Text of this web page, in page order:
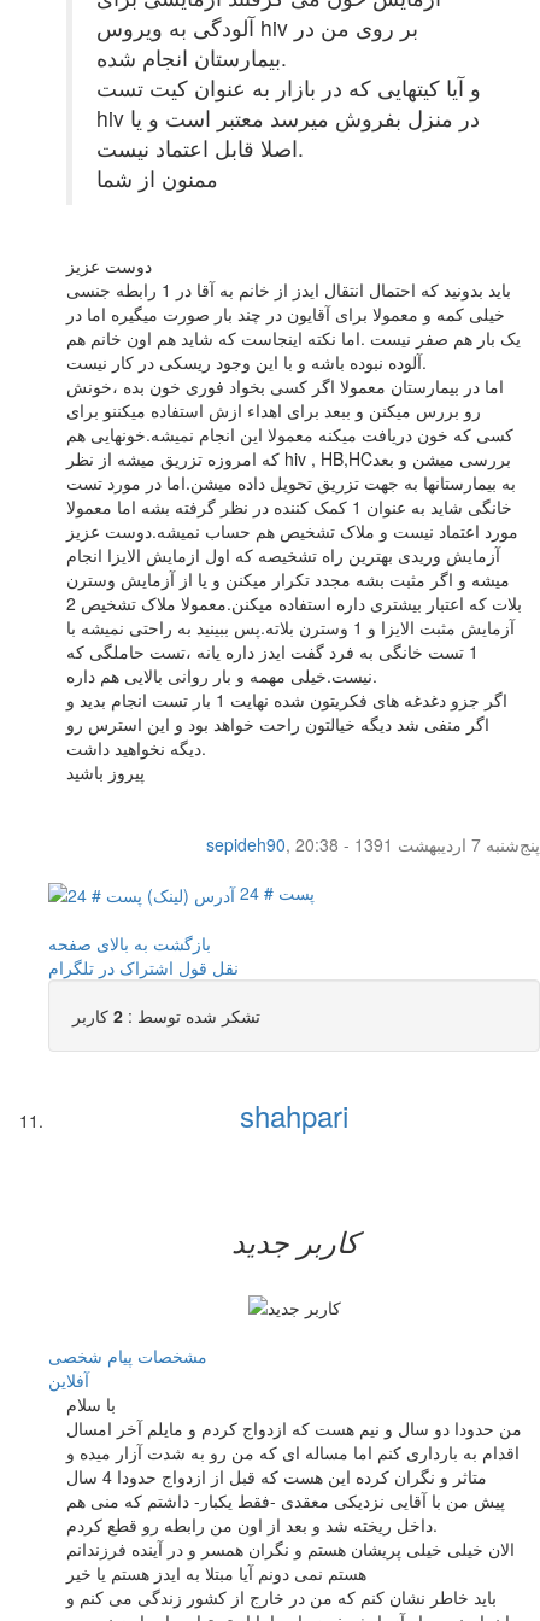
آلودگی به ویروس hiv بر روی من در
بیمارستان انجام شده.
و آیا کیتهایی که در بازار به عنوان کیت تست
hiv در منزل بفروش میرسد معتبر است و یا
اصلا قابل اعتماد نیست.
ممنون از شما
دوست عزیز
باید بدونید که احتمال انتقال ایدز از خانم به آقا در 1 رابطه جنسی
خیلی کمه و معمولا برای آقایون در چند بار صورت میگیره اما در
یک بار هم صفر نیست .اما نکته اینجاست که شاید هم اون خانم هم
آلوده نبوده باشه و با این وجود ریسکی در کار نیست.
اما در بیمارستان معمولا اگر کسی بخواد فوری خون بده ،خونش
رو بررس میکنن و ببعد برای اهداء ازش استفاده میکننو برای
کسی که خون دریافت میکنه معمولا این انجام نمیشه.خونهایی هم
که امروزه تزریق میشه از نظر hiv , HB,HCبررسی میشن و بعد
به بیمارستانها به جهت تزریق تحویل داده میشن.اما در مورد تست
خانگی شاید به عنوان 1 کمک کننده در نظر گرفته بشه اما معمولا
مورد اعتماد نیست و ملاک تشخیص هم حساب نمیشه.دوست عزیز
آزمایش وریدی بهترین راه تشخیصه که اول ازمایش الایزا انجام
میشه و اگر مثبت بشه مجدد تکرار میکنن و یا از آزمایش وسترن
بلات که اعتبار بیشتری داره استفاده میکنن.معمولا ملاک تشخیص 2
آزمایش مثبت الایزا و 1 وسترن بلاته.پس ببینید به راحتی نمیشه با
1 تست خانگی به فرد گفت ایدز داره یانه ،تست حاملگی که
نیست.خیلی مهمه و بار روانی بالایی هم داره.
اگر جزو دغدغه های فکریتون شده نهایت 1 بار تست انجام بدید و
اگر منفی شد دیگه خیالتون راحت خواهد بود و این استرس رو
دیگه نخواهید داشت.
پیروز باشید
sepideh90,
پنج‌شنبه 7 اردیبهشت 1391 - 20:38
پست # 24
بازگشت به بالای صفحه
نقل قول اشتراک در تلگرام
تشکر شده توسط : 2 کاربر
shahpari
کاربر جدید
مشخصات پیام شخصی
آفلاين
با سلام
من حدودا دو سال و نیم هست که ازدواج کردم و مایلم آخر امسال
اقدام به بارداری کنم اما مساله ای که من رو به شدت آزار میده و
متاثر و نگران کرده این هست که قبل از ازدواج حدودا 4 سال
پیش من با آقایی نزدیکی معقدی -فقط یکبار- داشتم که منی هم
داخل ریخته شد و بعد از اون من رابطه رو قطع کردم.
الان خیلی خیلی پریشان هستم و نگران همسر و در آینده فرزندانم
هستم نمی دونم آیا مبتلا به ایدز هستم یا خیر
باید خاطر نشان کنم که من در خارج از کشور زندگی می کنم و